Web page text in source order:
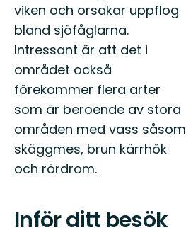
viken och orsakar uppflog
bland sjöfåglarna.
Intressant är att det i
området också
förekommer flera arter
som är beroende av stora
områden med vass såsom
skäggmes, brun kärrhök
och rördrom.
Inför ditt besök